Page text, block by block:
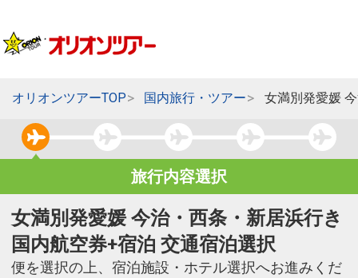
オリオンツアーTOP 国内旅行・ツアー 女満別発愛媛
旅行内容選択
女満別発愛媛 今治・西条・新居浜行き
国内航空券+宿泊 交通宿泊選択
便を選択の上、宿泊施設・ホテル選択へお進みくだ